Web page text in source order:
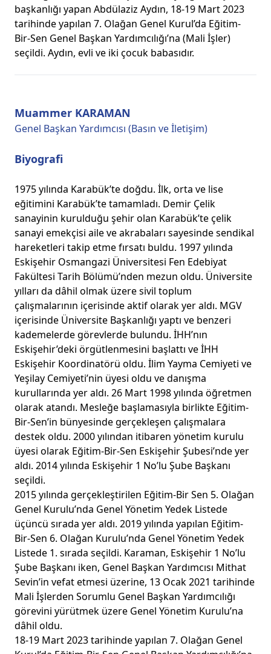
başkanlığı yapan Abdülaziz Aydın, 18-19 Mart 2023
tarihinde yapılan 7. Olağan Genel Kurul’da Eğitim-
Bir-Sen Genel Başkan Yardımcılığı’na (Mali İşler)
seçildi. Aydın, evli ve iki çocuk babasıdır.
Muammer KARAMAN
Genel Başkan Yardımcısı (Basın ve İletişim)
Biyografi
1975 yılında Karabük’te doğdu. İlk, orta ve lise
eğitimini Karabük’te tamamladı. Demir Çelik
sanayinin kurulduğu şehir olan Karabük’te çelik
sanayi emekçisi aile ve akrabaları sayesinde sendikal
hareketleri takip etme fırsatı buldu. 1997 yılında
Eskişehir Osmangazi Üniversitesi Fen Edebiyat
Fakültesi Tarih Bölümü’nden mezun oldu. Üniversite
yılları da dâhil olmak üzere sivil toplum
çalışmalarının içerisinde aktif olarak yer aldı. MGV
içerisinde Üniversite Başkanlığı yaptı ve benzeri
kademelerde görevlerde bulundu. İHH’nın
Eskişehir’deki örgütlenmesini başlattı ve İHH
Eskişehir Koordinatörü oldu. İlim Yayma Cemiyeti ve
Yeşilay Cemiyeti’nin üyesi oldu ve danışma
kurullarında yer aldı. 26 Mart 1998 yılında öğretmen
olarak atandı. Mesleğe başlamasıyla birlikte Eğitim-
Bir-Sen’in bünyesinde gerçekleşen çalışmalara
destek oldu. 2000 yılından itibaren yönetim kurulu
üyesi olarak Eğitim-Bir-Sen Eskişehir Şubesi’nde yer
aldı. 2014 yılında Eskişehir 1 No’lu Şube Başkanı
seçildi.
2015 yılında gerçekleştirilen Eğitim-Bir Sen 5. Olağan
Genel Kurulu’nda Genel Yönetim Yedek Listede
üçüncü sırada yer aldı. 2019 yılında yapılan Eğitim-
Bir-Sen 6. Olağan Kurulu’nda Genel Yönetim Yedek
Listede 1. sırada seçildi. Karaman, Eskişehir 1 No’lu
Şube Başkanı iken, Genel Başkan Yardımcısı Mithat
Sevin’in vefat etmesi üzerine, 13 Ocak 2021 tarihinde
Mali İşlerden Sorumlu Genel Başkan Yardımcılığı
görevini yürütmek üzere Genel Yönetim Kurulu’na
dâhil oldu.
18-19 Mart 2023 tarihinde yapılan 7. Olağan Genel